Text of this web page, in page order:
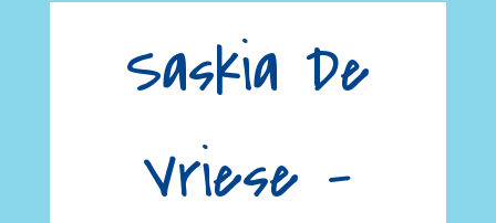
Saskia De
Vriese –